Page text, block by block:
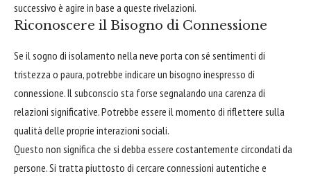
successivo è agire in base a queste rivelazioni.
Riconoscere il Bisogno di Connessione
Se il sogno di isolamento nella neve porta con sé sentimenti di
tristezza o paura, potrebbe indicare un bisogno inespresso di
connessione. Il subconscio sta forse segnalando una carenza di
relazioni significative. Potrebbe essere il momento di riflettere sulla
qualità delle proprie interazioni sociali.
Questo non significa che si debba essere costantemente circondati da
persone. Si tratta piuttosto di cercare connessioni autentiche e